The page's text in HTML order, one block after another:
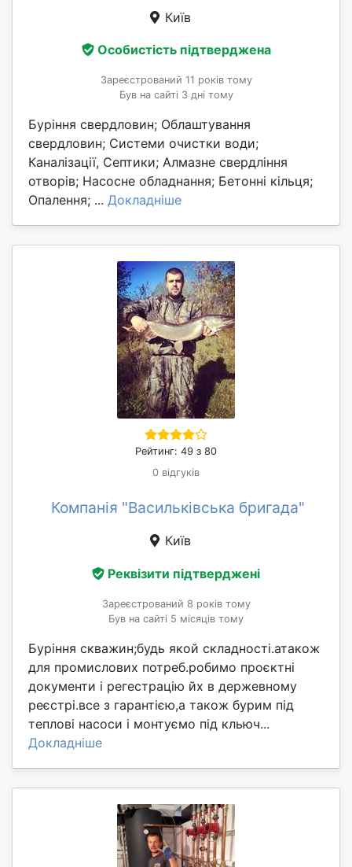
Київ
Особистість підтверджена
Зареєстрований 11 років тому
Був на сайті 3 дні тому
Буріння свердловин; Облаштування
свердловин; Системи очистки води;
Каналізації, Септики; Алмазне свердління
отворів; Насосне обладнання; Бетонні кільця;
Опалення; ... Докладніше
Рейтинг: 49 з 80
0 відгуків
Компанія "Васильківська бригада"
Київ
Реквізити підтверджені
Зареєстрований 8 років тому
Був на сайті 5 місяців тому
Буріння скважин;будь якой складності.атакож
для промислових потреб.робимо проєктні
документи і регестрацію йх в держевному
реєстрі.все з гарантією,а також бурим під
теплові насоси і монтуємо під кльюч...
Докладніше